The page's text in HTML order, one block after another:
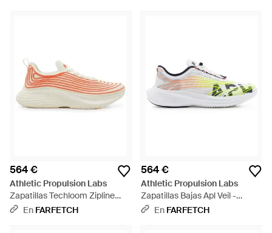
564 €
Athletic Propulsion Labs
Zapatillas Techloom Zipline
Con Rayas Onduladas - Rosa
En FARFETCH
564 €
Athletic Propulsion Labs
Zapatillas Bajas Apl Veil -
Blanco
En FARFETCH